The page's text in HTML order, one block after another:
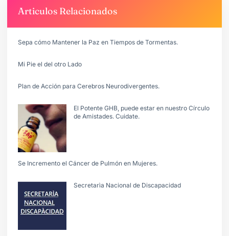
Articulos Relacionados
Sepa cómo Mantener la Paz en Tiempos de Tormentas.
Mi Pie el del otro Lado
Plan de Acción para Cerebros Neurodivergentes.
El Potente GHB, puede estar en nuestro Círculo
de Amistades. Cuidate.
Se Incremento el Cáncer de Pulmón en Mujeres.
Secretarìa Nacional de Discapacidad